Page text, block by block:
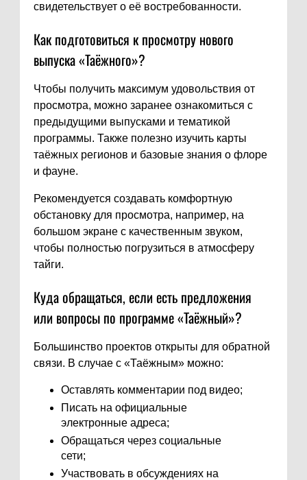
свидетельствует о её востребованности.
Как подготовиться к просмотру нового
выпуска «Таёжного»?
Чтобы получить максимум удовольствия от
просмотра, можно заранее ознакомиться с
предыдущими выпусками и тематикой
программы. Также полезно изучить карты
таёжных регионов и базовые знания о флоре
и фауне.
Рекомендуется создавать комфортную
обстановку для просмотра, например, на
большом экране с качественным звуком,
чтобы полностью погрузиться в атмосферу
тайги.
Куда обращаться, если есть предложения
или вопросы по программе «Таёжный»?
Большинство проектов открыты для обратной
связи. В случае с «Таёжным» можно:
Оставлять комментарии под видео;
Писать на официальные
электронные адреса;
Обращаться через социальные
сети;
Участвовать в обсуждениях на